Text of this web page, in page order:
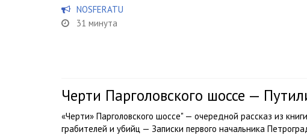
NOSFERATU
31 минута
Черти Парголовского шоссе —
«Черти» Парголовского шоссе" — очередной рассказ из
грабителей и убийц — Записки первого начальника